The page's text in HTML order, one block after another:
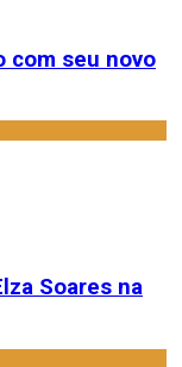
com seu novo
Soares na